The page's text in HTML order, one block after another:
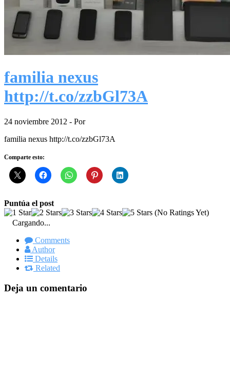
familia nexus
http://t.co/zzbGl73A
24 noviembre 2012 - Por
familia nexus http://t.co/zzbGl73A
Comparte esto:
Puntúa el post
(No Ratings Yet)
Cargando...
Comments
Author
Details
Related
Deja un comentario